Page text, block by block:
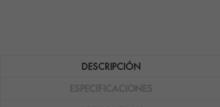
DESCRIPCIÓN
ESPECIFICACIONES